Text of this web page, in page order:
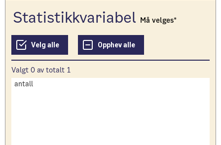
statistikkvariabel Må velges
Valgt 0 av totalt 1